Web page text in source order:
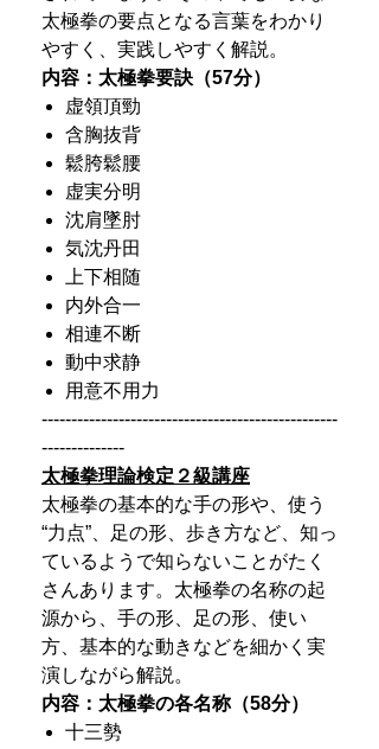
太極拳の要点となる言葉をわかり
やすく、実践しやすく解説。
内容：太極拳要訣（57分）
虚領頂勁
含胸抜背
鬆胯鬆腰
虚実分明
沈肩墜肘
気沈丹田
上下相随
内外合一
相連不断
動中求静
用意不用力
--------------------------------------------------
--------------
太極拳理論検定２級講座
太極拳の基本的な手の形や、使う
“力点”、足の形、歩き方など、知っ
ているようで知らないことがたく
さんあります。太極拳の名称の起
源から、手の形、足の形、使い
方、基本的な動きなどを細かく実
演しながら解説。
内容：太極拳の各名称（58分）
十三勢